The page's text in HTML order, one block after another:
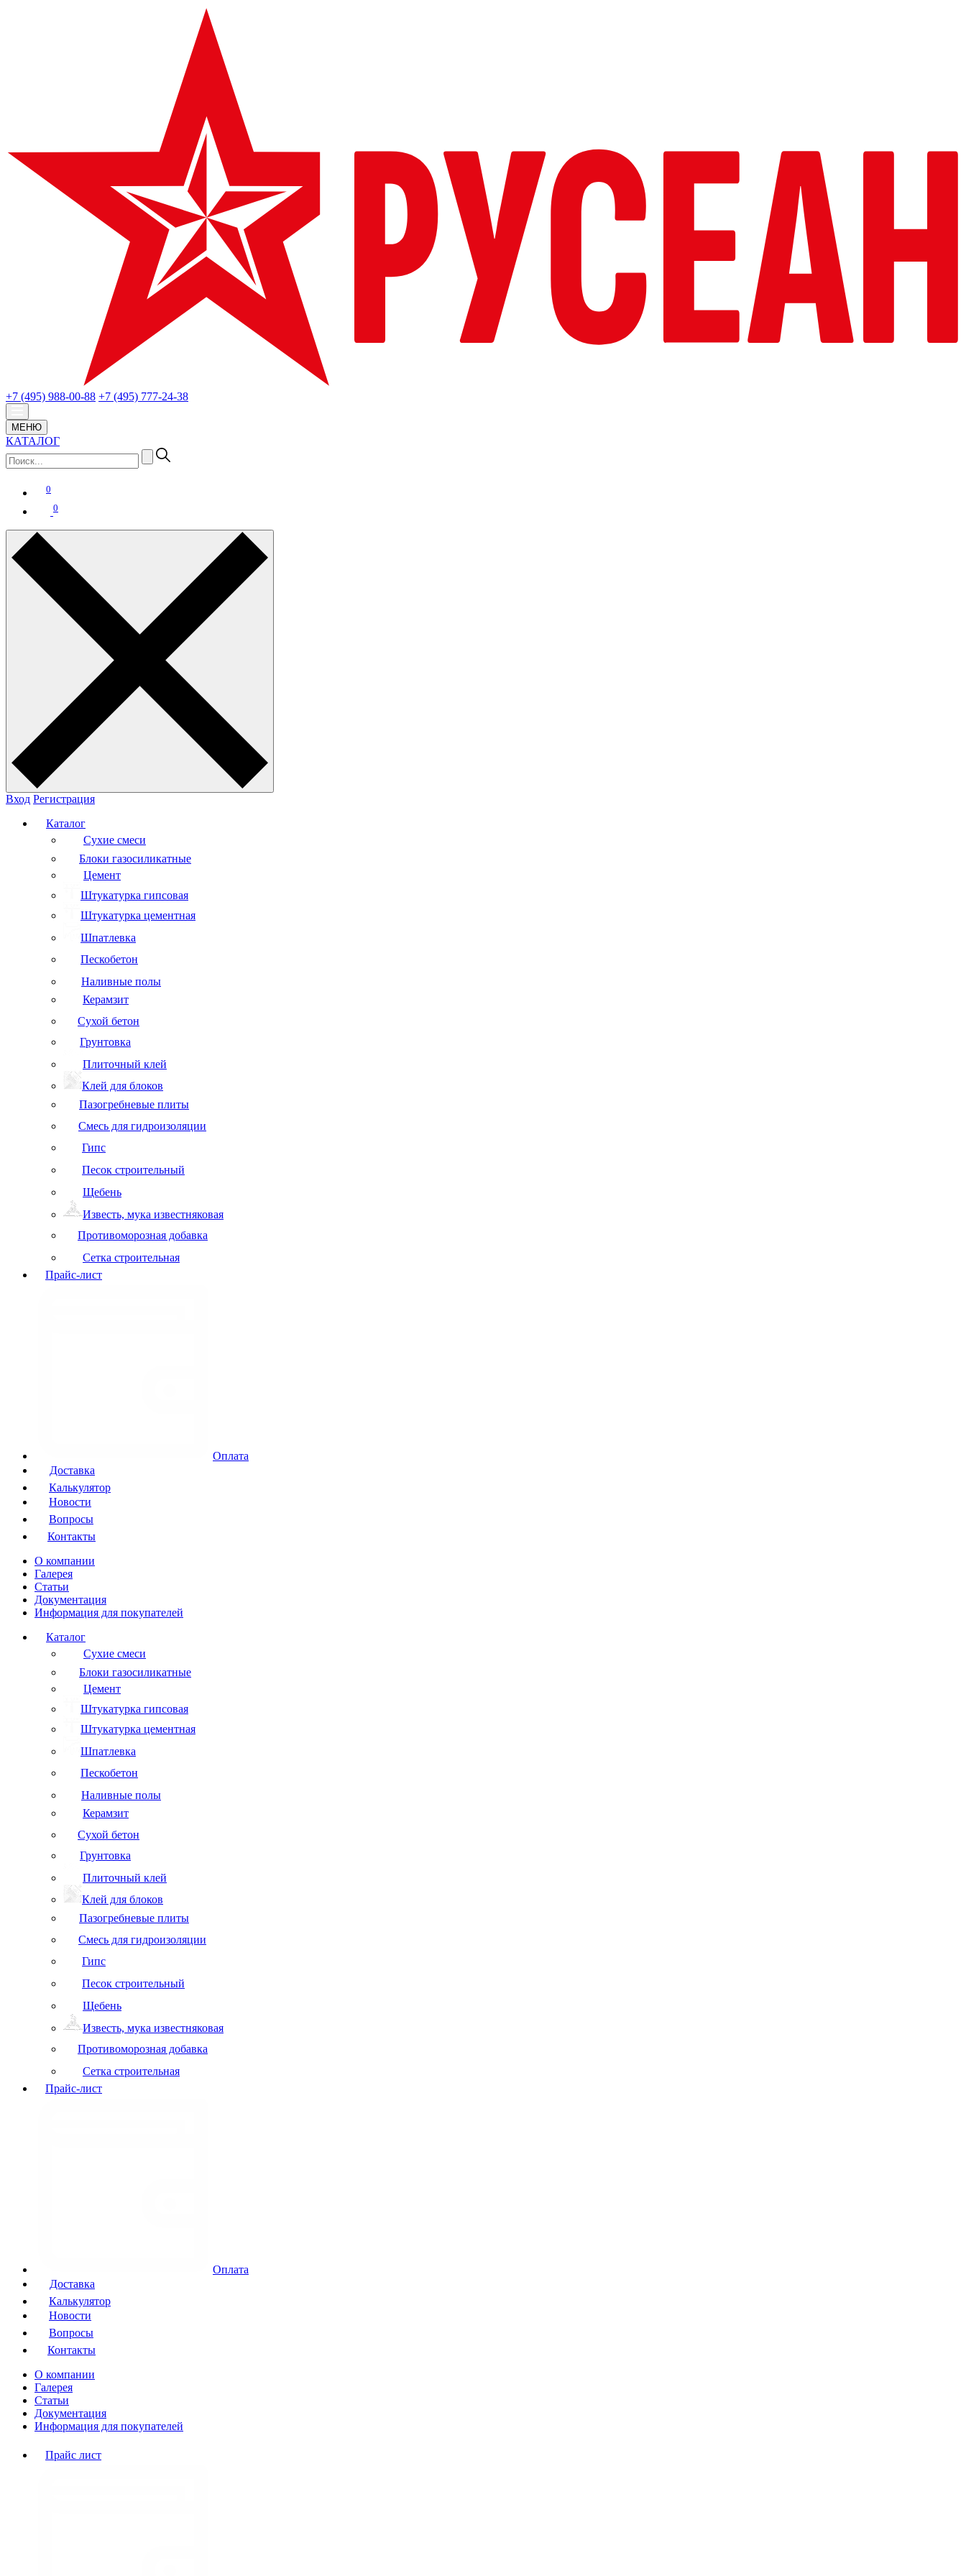
+7 (495) 988-00-88 +7 (495) 777-24-38
МЕНЮ
КАТАЛОГ
0
0
Вход Регистрация
Каталог
Сухие смеси
Блоки газосиликатные
Цемент
Штукатурка гипсовая
Штукатурка цементная
Шпатлевка
Пескобетон
Наливные полы
Керамзит
Сухой бетон
Грунтовка
Плиточный клей
Клей для блоков
Пазогребневые плиты
Смесь для гидроизоляции
Гипс
Песок строительный
Щебень
Известь, мука известняковая
Противоморозная добавка
Сетка строительная
Прайс-лист
Оплата
Доставка
Калькулятор
Новости
Вопросы
Контакты
О компании
Галерея
Статьи
Документация
Информация для покупателей
Каталог
Сухие смеси
Блоки газосиликатные
Цемент
Штукатурка гипсовая
Штукатурка цементная
Шпатлевка
Пескобетон
Наливные полы
Керамзит
Сухой бетон
Грунтовка
Плиточный клей
Клей для блоков
Пазогребневые плиты
Смесь для гидроизоляции
Гипс
Песок строительный
Щебень
Известь, мука известняковая
Противоморозная добавка
Сетка строительная
Прайс-лист
Оплата
Доставка
Калькулятор
Новости
Вопросы
Контакты
О компании
Галерея
Статьи
Документация
Информация для покупателей
Прайс лист